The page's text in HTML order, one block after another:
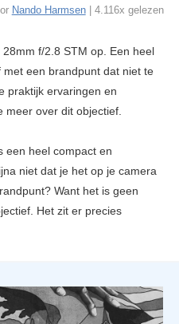
Nando Harmsen| 4.116x gelezen
f/2.8 STM op. Een heel
een brandpunt dat niet te
praktijk ervaringen en
meer over dit objectief.
een heel compact en
niet dat je het op je camera
Want het is geen
Het zit er precies